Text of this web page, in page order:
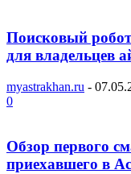
Поисковый
для владельцев
myastrakhan.ru -
0
Обзор первого
приехавшего в